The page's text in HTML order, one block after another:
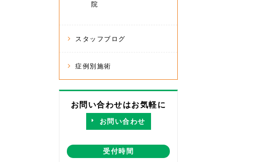
院
スタッフブログ
症例別施術
お問い合わせはお気軽に
お問い合わせ
受付時間